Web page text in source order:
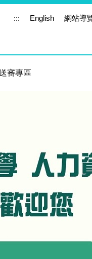
審專區
::: English 網站導